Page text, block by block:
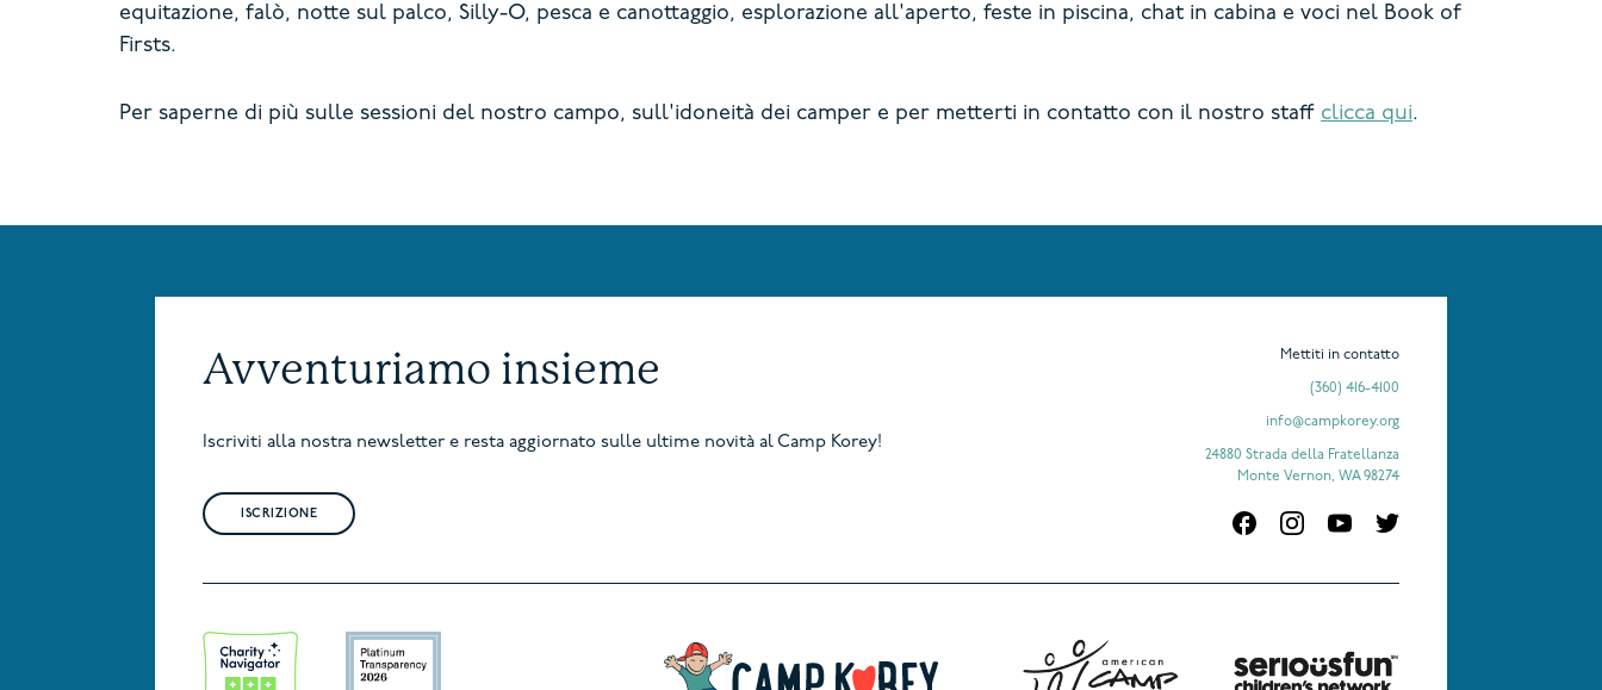
equitazione, falò, notte sul palco, Silly-O, pesca e canottaggio, esplorazione all'aperto, feste in piscina, chat in cabina e voci nel Book of
Firsts.
Per saperne di più sulle sessioni del nostro campo, sull'idoneità dei camper e per metterti in contatto con il nostro staff clicca qui.
Avventuriamo insieme
Iscriviti alla nostra newsletter e resta aggiornato sulle ultime novità al Camp Korey!
ISCRIZIONE
Mettiti in contatto
(360) 416-4100
info@campkorey.org
24880 Strada della Fratellanza
Monte Vernon, WA 98274